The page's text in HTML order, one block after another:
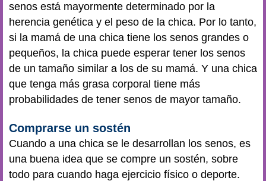
senos está mayormente determinado por la
herencia genética y el peso de la chica. Por lo tanto,
si la mamá de una chica tiene los senos grandes o
pequeños, la chica puede esperar tener los senos
de un tamaño similar a los de su mamá. Y una chica
que tenga más grasa corporal tiene más
probabilidades de tener senos de mayor tamaño.
Comprarse un sostén
Cuando a una chica se le desarrollan los senos, es
una buena idea que se compre un sostén, sobre
todo para cuando haga ejercicio físico o deporte.